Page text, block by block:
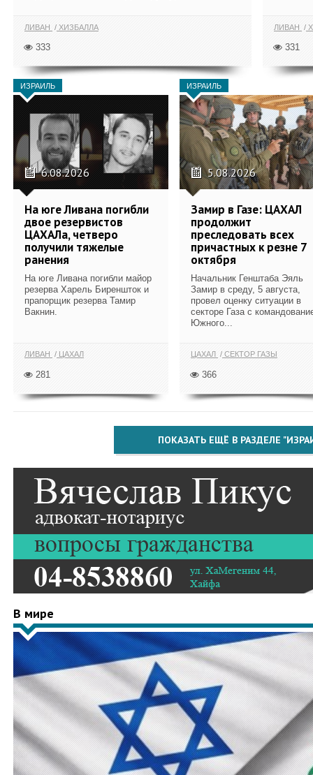
ЛИВАН ХИЗБАЛЛА
333
ЛИВАН
331
ИЗРАИЛЬ
6.08.2026
На юге Ливана погибли
двое резервистов
ЦАХАЛа, четверо
получили тяжелые
ранения
На юге Ливана погибли майор
резерва Харель Биреншток и
прапорщик резерва Тамир
Вакнин.
ЛИВАН ЦАХАЛ
281
ИЗРАИЛЬ
5.08.2026
Замир в Газе: ЦАХАЛ
продолжит
преследовать всех
причастных к резне 7
октября
Начальник Генштаба Эяль
Замир в среду, 5 августа,
провел оценку ситуации в
секторе Газа с
Южного...
ЦАХАЛ СЕКТОР ГАЗЫ
366
ПОКАЗАТЬ ЕЩЁ В РАЗДЕЛЕ
В мире